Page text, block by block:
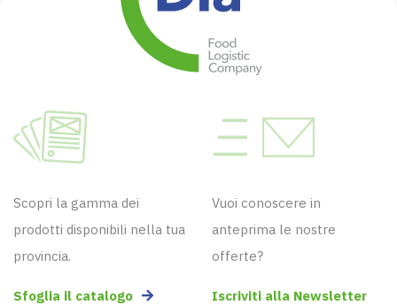
Scopri la gamma dei
prodotti disponibili nella tua
provincia.
Sfoglia il catalogo
Vuoi conoscere in
anteprima le nostre
offerte?
Iscriviti alla Newsletter